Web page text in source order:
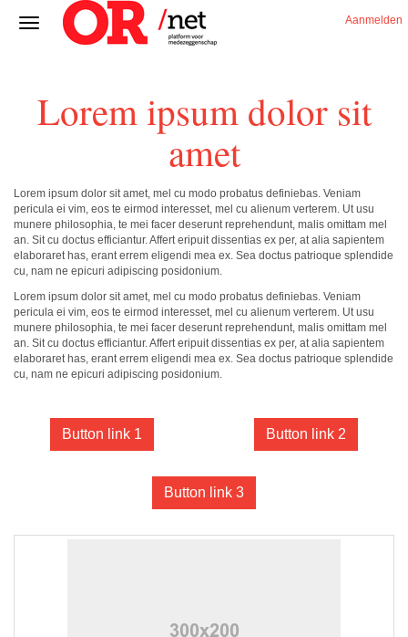
Aanmelden
Lorem ipsum dolor sit
amet
Lorem ipsum dolor sit amet, mel cu modo probatus definiebas. Veniam
pericula ei vim, eos te eirmod interesset, mel cu alienum verterem. Ut usu
munere philosophia, te mei facer deserunt reprehendunt, malis omittam mel
an. Sit cu doctus efficiantur. Affert eripuit dissentias ex per, at alia sapientem
elaboraret has, erant errem eligendi mea ex. Sea doctus patrioque splendide
cu, nam ne epicuri adipiscing posidonium.
Lorem ipsum dolor sit amet, mel cu modo probatus definiebas. Veniam
pericula ei vim, eos te eirmod interesset, mel cu alienum verterem. Ut usu
munere philosophia, te mei facer deserunt reprehendunt, malis omittam mel
an. Sit cu doctus efficiantur. Affert eripuit dissentias ex per, at alia sapientem
elaboraret has, erant errem eligendi mea ex. Sea doctus patrioque splendide
cu, nam ne epicuri adipiscing posidonium.
Button link 1 Button link 2
Button link 3